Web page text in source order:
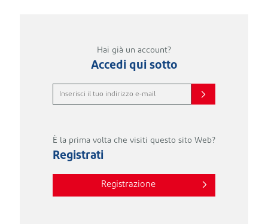
Hai già un account?
Accedi qui sotto
È la prima volta che visiti questo sito Web?
Registrati
Registrazione